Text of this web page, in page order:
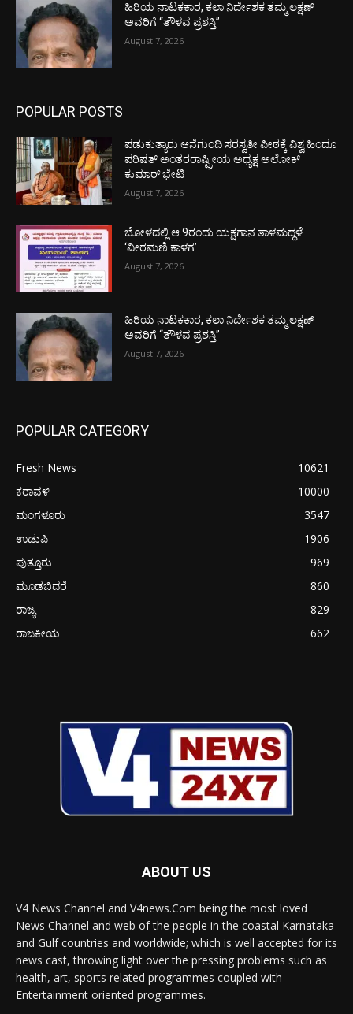
ಹಿರಿಯ ನಾಟಕಕಾರ, ಕಲಾ ನಿರ್ದೇಶಕ ತಮ್ಮ ಲಕ್ಷಣ್
ಅವರಿಗೆ “ತೌಳವ ಪ್ರಶಸ್ತಿ”
August 7, 2026
POPULAR POSTS
ಪಡುಕುತ್ಯಾರು ಆನೆಗುಂದಿ ಸರಸ್ವತೀ ಪೀಠಕ್ಕೆ ವಿಶ್ವ ಹಿಂದೂ
ಪರಿಷತ್ ಅಂತರರಾಷ್ಟ್ರೀಯ ಅಧ್ಯಕ್ಷ ಅಲೋಕ್
ಕುಮಾರ್ ಭೇಟಿ
August 7, 2026
ಬೋಳದಲ್ಲಿ ಆ.9ರಂದು ಯಕ್ಷಗಾನ ತಾಳಮದ್ದಳೆ
‘ವೀರಮಣಿ ಕಾಳಗ’
August 7, 2026
ಹಿರಿಯ ನಾಟಕಕಾರ, ಕಲಾ ನಿರ್ದೇಶಕ ತಮ್ಮ ಲಕ್ಷಣ್
ಅವರಿಗೆ “ತೌಳವ ಪ್ರಶಸ್ತಿ”
August 7, 2026
POPULAR CATEGORY
Fresh News
10621
ಕರಾವಳಿ
10000
ಮಂಗಳೂರು
3547
ಉಡುಪಿ
1906
ಪುತ್ತೂರು
969
ಮೂಡಬಿದರೆ
860
ರಾಜ್ಯ
829
ರಾಜಕೀಯ
662
ABOUT US
V4 News Channel and V4news.Com being the most loved
News Channel and web of the people in the coastal Karnataka
and Gulf countries and worldwide; which is well accepted for its
news cast, throwing light over the pressing problems such as
health, art, sports related programmes coupled with
Entertainment oriented programmes.